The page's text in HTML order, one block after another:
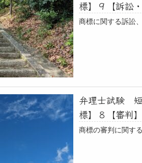
標】９【訴訟
商標に関する訴訟
弁理士試験
標】８【審判】
商標の審判に関す